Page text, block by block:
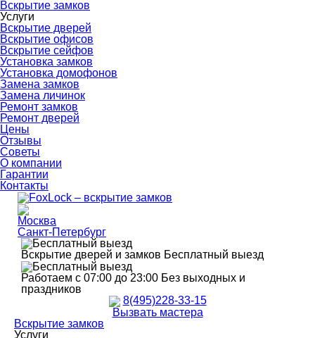
Вскрытие замков
Услуги
Вскрытие дверей
Вскрытие офисов
Вскрытие сейфов
Установка замков
Установка домофонов
Замена замков
Замена личинок
Ремонт замков
Ремонт дверей
Цены
Отзывы
Советы
О компании
Гарантии
Контакты
Москва
Санкт-Петербург
Вскрытие дверей и замков Бесплатный выезд
Работаем с 07:00 до 23:00 Без выходных и
праздников
8(495)228-33-15
Вызвать мастера
Вскрытие замков
Услуги